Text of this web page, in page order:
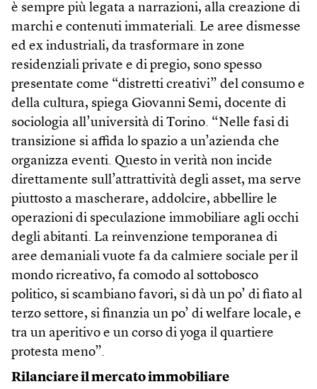
è sempre più legata a narrazioni, alla creazione di
marchi e contenuti immateriali. Le aree dismesse
ed ex industriali, da trasformare in zone
residenziali private e di pregio, sono spesso
presentate come “distretti creativi” del consumo e
della cultura, spiega Giovanni Semi, docente di
sociologia all’università di Torino. “Nelle fasi di
transizione si affida lo spazio a un’azienda che
organizza eventi. Questo in verità non incide
direttamente sull’attrattività degli asset, ma serve
piuttosto a mascherare, addolcire, abbellire le
operazioni di speculazione immobiliare agli occhi
degli abitanti. La reinvenzione temporanea di
aree demaniali vuote fa da calmiere sociale per il
mondo ricreativo, fa comodo al sottobosco
politico, si scambiano favori, si dà un po’ di fiato al
terzo settore, si finanzia un po’ di welfare locale, e
tra un aperitivo e un corso di yoga il quartiere
protesta meno”.
Rilanciare il mercato immobiliare